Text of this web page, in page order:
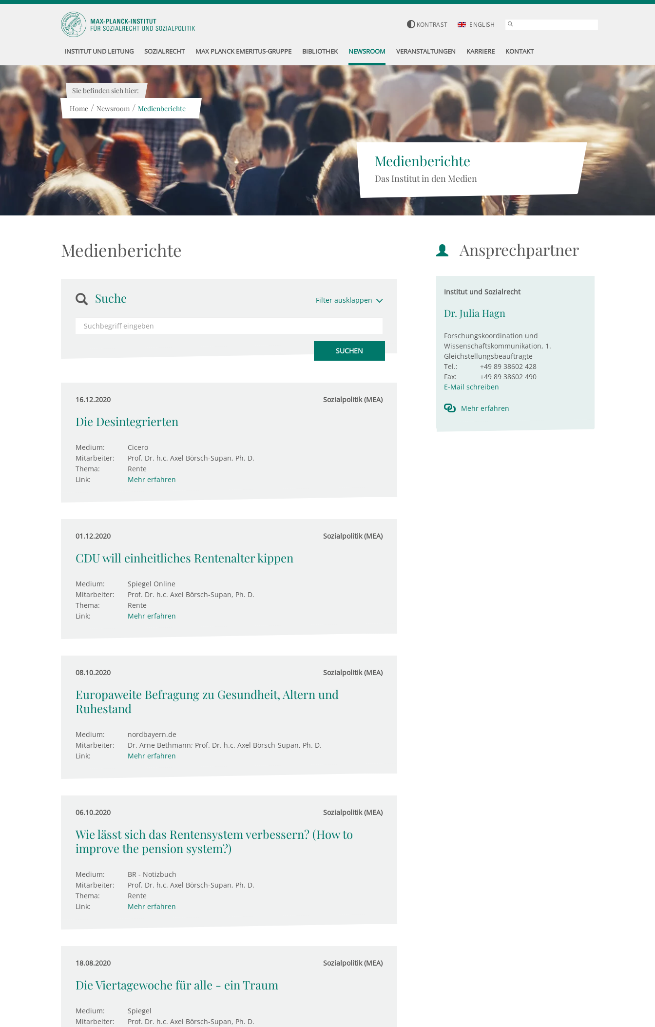
KONTRAST ENGLISH
INSTITUT UND LEITUNG SOZIALRECHT MAX PLANCK EMERITUS-GRUPPE BIBLIOTHEK NEWSROOM VERANSTALTUNGEN KARRIERE KONTAKT
Medienberichte
Das Institut in den Medien
Sie befinden sich hier:
Home / Newsroom / Medienberichte
Medienberichte
Suche Filter ausklappen
16.12.2020 Sozialpolitik (MEA)
Die Desintegrierten
Medium:
Cicero
Mitarbeiter:
Prof. Dr. h.c. Axel Börsch-Supan, Ph. D.
Thema:
Rente
Link:
Mehr erfahren
01.12.2020 Sozialpolitik (MEA)
CDU will einheitliches Rentenalter kippen
Medium:
Spiegel Online
Mitarbeiter:
Prof. Dr. h.c. Axel Börsch-Supan, Ph. D.
Thema:
Rente
Link:
Mehr erfahren
08.10.2020 Sozialpolitik (MEA)
Europaweite Befragung zu Gesundheit, Altern und
Ruhestand
Medium:
nordbayern.de
Mitarbeiter:
Dr. Arne Bethmann; Prof. Dr. h.c. Axel Börsch-Supan, Ph. D.
Link:
Mehr erfahren
06.10.2020 Sozialpolitik (MEA)
Wie lässt sich das Rentensystem verbessern? (How to
improve the pension system?)
Medium:
BR - Notizbuch
Mitarbeiter:
Prof. Dr. h.c. Axel Börsch-Supan, Ph. D.
Thema:
Rente
Link:
Mehr erfahren
18.08.2020 Sozialpolitik (MEA)
Die Viertagewoche für alle - ein Traum
Medium:
Spiegel
Mitarbeiter:
Prof. Dr. h.c. Axel Börsch-Supan, Ph. D.
Ansprechpartner
Institut und Sozialrecht
Dr. Julia Hagn
Forschungskoordination und
Wissenschaftskommunikation, 1.
Gleichstellungsbeauftragte
Tel.:
+49 89 38602 428
Fax:
+49 89 38602 490
E-Mail schreiben
Mehr erfahren